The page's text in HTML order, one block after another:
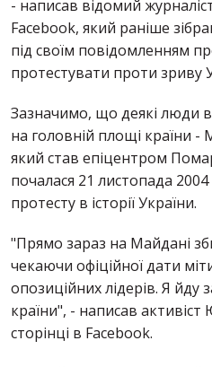
- написав відомий
Facebook, який раніше
під своїм повідомленням
протестувати проти зриву
Зазначимо, що деякі люди
на головній площі країни -
який став епіцентром
почалася 21 листопада 2004
протесту в історії України.
"Прямо зараз на Майдані
чекаючи офіційної дати
опозиційних лідерів. Я йду
країни", - написав
сторінці в Facebook.